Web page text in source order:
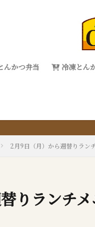
んかつ弁当 冷凍とん
『サクッと楽ちん冷凍と
2月9日（月）から週替りラン
りランチ